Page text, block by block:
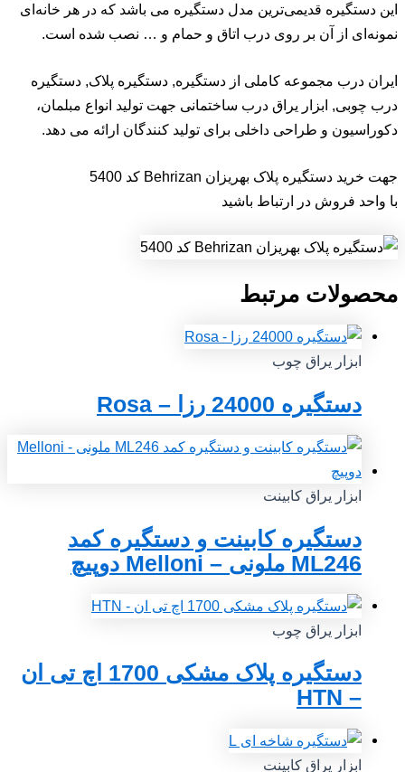
این دستگیره قدیمی‌ترین مدل دستگیره می باشد که در هر خانه‌ای
نمونه‌ای از آن بر روی درب اتاق و حمام و … نصب شده است.
ایران درب مجموعه کاملی از دستگیره, دستگیره پلاک, دستگیره
درب چوبی, ابزار یراق درب ساختمانی جهت تولید انواع مبلمان،
دکوراسیون و طراحی داخلی برای تولید کنندگان ارائه می دهد.
جهت خرید دستگیره پلاک بهریزان Behrizan کد 5400
با واحد فروش در ارتباط باشید
محصولات مرتبط
ابزار یراق چوب
دستگیره 24000 رزا – Rosa
ابزار یراق کابینت
دستگیره کابینت و دستگیره کمد
ML246 ملونی – Melloni دوپیچ
ابزار یراق چوب
دستگیره پلاک مشکی 1700 اچ تی ان
– HTN
ابزار یراق کابینت